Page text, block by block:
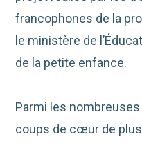
francophones de la
le ministère de
de la petite enfance.
Parmi les
coups de cœur de